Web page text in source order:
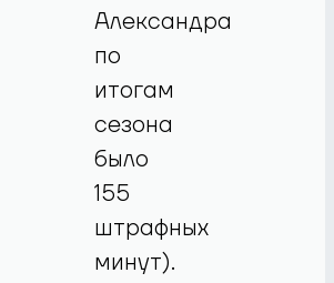
Александра
по
итогам
сезона
было
155
штрафных
минут).